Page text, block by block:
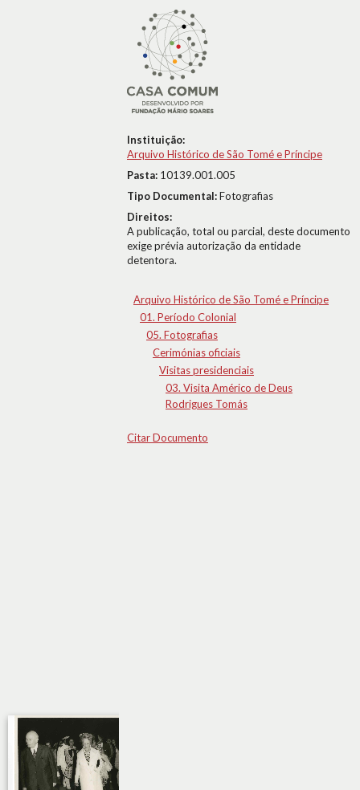
Instituição:
Arquivo Histórico de São Tomé e Príncipe
Pasta: 10139.001.005
Tipo Documental:Fotografias
Direitos:
A publicação, total ou parcial, deste documento
exige prévia autorização da entidade
detentora.
Arquivo Histórico de São Tomé e Príncipe
01. Período Colonial
05. Fotografias
Cerimónias oficiais
Visitas presidenciais
03. Visita Américo de Deus
Rodrigues Tomás
Citar Documento